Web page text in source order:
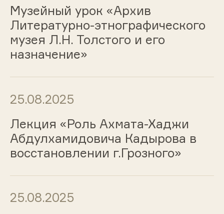
Музейный урок «Архив
Литературно-этнографического
музея Л.Н. Толстого и его
назначение»
25.08.2025
Лекция «Роль Ахмата-Хаджи
Абдулхамидовича Кадырова в
восстановлении г.Грозного»
25.08.2025